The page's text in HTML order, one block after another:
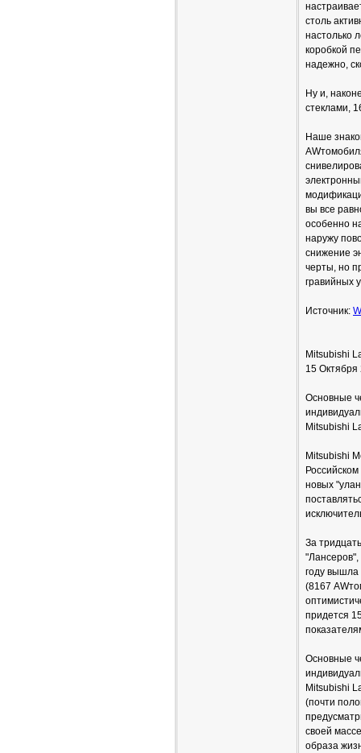
столь
настолько
коробкой
надежно,
Ну и,
стеклами,
Наше
вы все
особенно
наружу
снижение
черты, но
гравийных
Источник:
Mitsubishi
15 Октября
Основные
Мitsubishi
Мitsubishi
новых
За
году вышла
(8167
придется
Основные
Мitsubishi
(почти
своей
образа